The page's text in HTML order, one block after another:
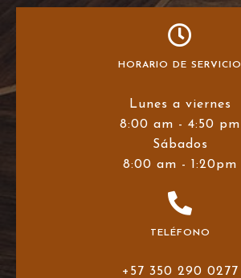
HORARIO DE SERVICIO
Lunes a viernes
8:00 am - 4:50 pm
Sábados
8:00 am - 1:20pm
TELÉFONO
+57 350 290 0277